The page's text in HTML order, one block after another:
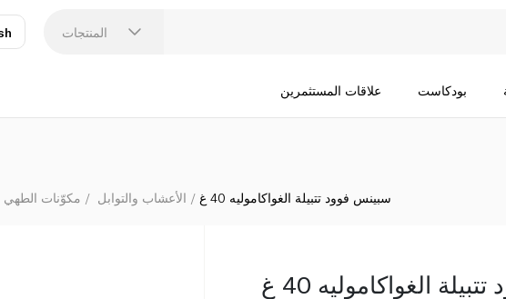
المنتجات
بودكاست علاقات المستثمرين
مكوّنات الطهي الأعشاب والتوابل سبينس فوود تتبيلة الغواكاموليه 40 غ
الغواكاموليه 40 غ